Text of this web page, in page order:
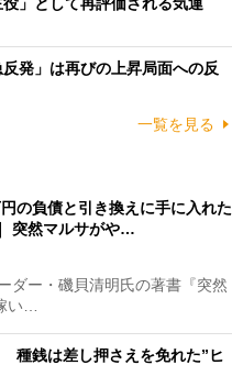
発」は再びの上昇局面への反
一覧を見る
の負債と引き換えに手に入れた
突然マルサがや…
ー・磯貝清明氏の著書『突然
い…
種銭は差し押さえを免れた”ヒ